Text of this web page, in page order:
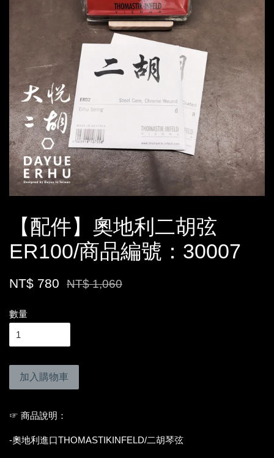
【配件】奧地利二胡弦
ER100/商品編號：30007
NT$ 780 NT$ 1,060
數量
加入購物車
☞ 商品說明：
-奧地利進口THOMASTIKINFELD/二胡琴弦